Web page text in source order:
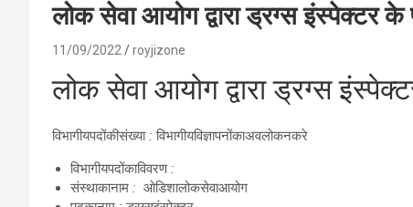
लोक सेवा आयोग द्वारा ड्रग्स इंस्पेक्टर के
11/09/2022 royjizone
लोक सेवा आयोग द्वारा ड्रग्स
विभागीयपदोंकीसंख्या:विभागीयविज्ञापनोंकाअवलोकनकरे
विभागीयपदोंकाविवरण:
संस्थाकानाम : ओडिशालोकसेवाआयोग